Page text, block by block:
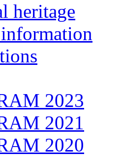
heritage
2023
2021
2020